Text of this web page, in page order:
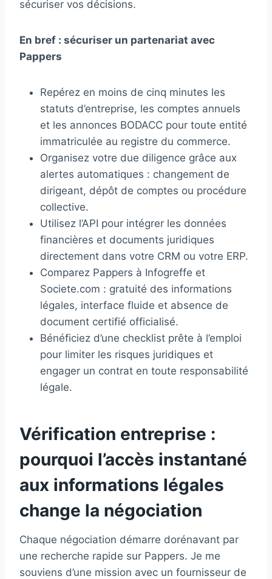
sécuriser vos décisions.
En bref : sécuriser un partenariat avec
Pappers
Repérez en moins de cinq minutes les
statuts d’entreprise, les comptes annuels
et les annonces BODACC pour toute entité
immatriculée au registre du commerce.
Organisez votre due diligence grâce aux
alertes automatiques : changement de
dirigeant, dépôt de comptes ou procédure
collective.
Utilisez l’API pour intégrer les données
financières et documents juridiques
directement dans votre CRM ou votre ERP.
Comparez Pappers à Infogreffe et
Societe.com : gratuité des informations
légales, interface fluide et absence de
document certifié officialisé.
Bénéficiez d’une checklist prête à l’emploi
pour limiter les risques juridiques et
engager un contrat en toute responsabilité
légale.
Vérification entreprise :
pourquoi l’accès instantané
aux informations légales
change la négociation
Chaque négociation démarre dorénavant par
une recherche rapide sur Pappers. Je me
souviens d’une mission avec un fournisseur de